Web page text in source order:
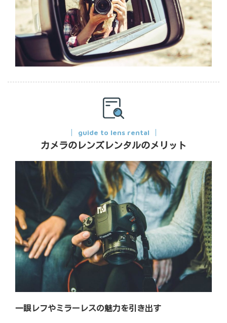
guide to lens rental
カメラのレンズレンタルのメリット
一眼レフやミラーレスの魅力を引き出す